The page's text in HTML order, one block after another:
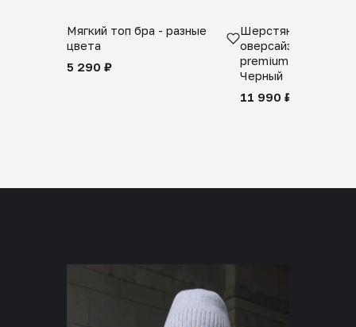
Мягкий топ бра - разные
цвета
5 290 ₽
Шерстяной свитер
оверсайз 100%
premium merino
Черный
11 990 ₽